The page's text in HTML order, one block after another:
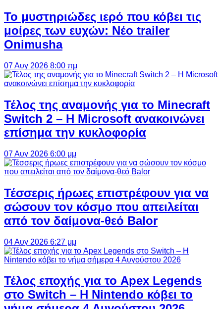
Το μυστηριώδες ιερό που κόβει τις
μοίρες των ευχών: Νέο trailer
Onimusha
07 Αυγ 2026 8:00 πμ
Τέλος της αναμονής για το Minecraft
Switch 2 – Η Microsoft ανακοινώνει
επίσημα την κυκλοφορία
07 Αυγ 2026 6:00 μμ
Τέσσερις ήρωες επιστρέφουν για να
σώσουν τον κόσμο που απειλείται
από τον δαίμονα-θεό Balor
04 Αυγ 2026 6:27 μμ
Τέλος εποχής για το Apex Legends
στο Switch – Η Nintendo κόβει το